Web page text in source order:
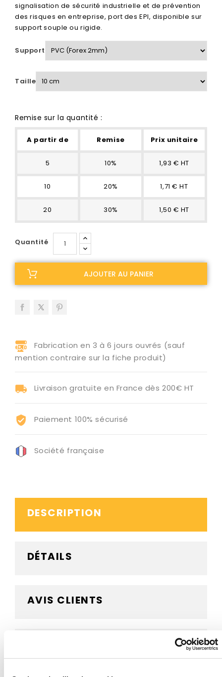
signalisation de sécurité industrielle et de prévention
des risques en entreprise, port des EPI, disponible sur
support souple ou rigide.
Support
Taille
Remise sur la quantité :
A partir de Remise Prix unitaire
5 10% 1,93 € HT
10 20% 1,71 € HT
20 30% 1,50 € HT
Quantité
AJOUTER AU PANIER
Fabrication en 3 à 6 jours ouvrés (sauf
mention contraire sur la fiche produit)
Livraison gratuite en France dès 200€ HT
Paiement 100% sécurisé
Société française
DESCRIPTION
DÉTAILS
AVIS CLIENTS